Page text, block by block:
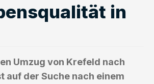
in
Umzug von Krefeld nach
auf der Suche nach einem